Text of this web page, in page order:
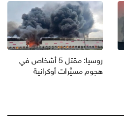
روسيا: مقتل 5 أشخاص في
هجوم مسيَّرات أوكرانية